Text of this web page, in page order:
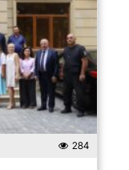
284